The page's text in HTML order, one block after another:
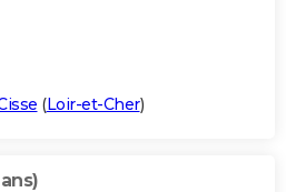
(Loir-et-Cher)